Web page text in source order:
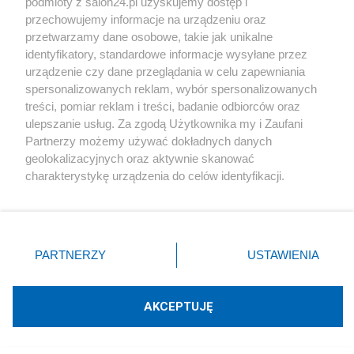
ZAŁÓŻ BLOG
Polityka
Gospodarka
Rozmaitości
Sport
przechowujemy informacje na urządzeniu oraz
przetwarzamy dane osobowe, takie jak unikalne
identyfikatory, standardowe informacje wysyłane przez
urządzenie czy dane przeglądania w celu zapewniania
spersonalizowanych reklam, wybór spersonalizowanych
treści, pomiar reklam i treści, badanie odbiorców oraz
ulepszanie usług. Za zgodą Użytkownika my i Zaufani
Partnerzy możemy używać dokładnych danych
geolokalizacyjnych oraz aktywnie skanować
charakterystykę urządzenia do celów identyfikacji.
zmienić/wycofać klikając przycisk ustawień prywatności
znajdujący się w lewym dolnym rogu strony
rodzaje przetwarzania danych nie wymagają zgody
użytkownika, ale masz prawo sprzeciwić się takiemu
PARTNERZY USTAWIENIA
AKCEPTUJĘ